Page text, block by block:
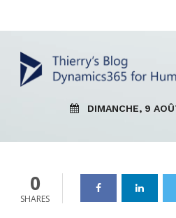
DIMANCHE, 9
au profit de
LinkedIn
Dynamics_365 07 Déc 2019
0
SHARES